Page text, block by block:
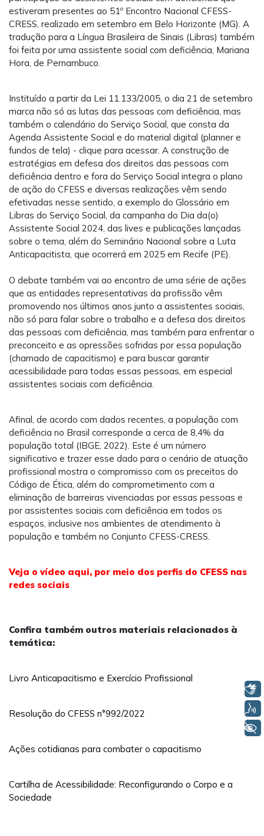
estiveram presentes ao 51º Encontro Nacional CFESS-
CRESS, realizado em setembro em Belo Horizonte (MG). A
tradução para a Língua Brasileira de Sinais (Libras) também
foi feita por uma assistente social com deficiência, Mariana
Hora, de Pernambuco.
Instituído a partir da Lei 11.133/2005, o dia 21 de setembro
marca não só as lutas das pessoas com deficiência, mas
também o calendário do Serviço Social, que consta da
Agenda Assistente Social e do material digital (planner e
fundos de tela) - clique para acessar. A construção de
estratégias em defesa dos direitos das pessoas com
deficiência dentro e fora do Serviço Social integra o plano
de ação do CFESS e diversas realizações vêm sendo
efetivadas nesse sentido, a exemplo do Glossário em
Libras do Serviço Social, da campanha do Dia da(o)
Assistente Social 2024, das lives e publicações lançadas
sobre o tema, além do Seminário Nacional sobre a Luta
Anticapacitista, que ocorrerá em 2025 em Recife (PE).
O debate também vai ao encontro de uma série de ações
que as entidades representativas da profissão vêm
promovendo nos últimos anos junto a assistentes sociais,
não só para falar sobre o trabalho e a defesa dos direitos
das pessoas com deficiência, mas também para enfrentar o
preconceito e as opressões sofridas por essa população
(chamado de capacitismo) e para buscar garantir
acessibilidade para todas essas pessoas, em especial
assistentes sociais com deficiência.
Afinal, de acordo com dados recentes, a população com
deficiência no Brasil corresponde a cerca de 8,4% da
população total (IBGE, 2022). Este é um número
significativo e trazer esse dado para o cenário de atuação
profissional mostra o compromisso com os preceitos do
Código de Ética, além do comprometimento com a
eliminação de barreiras vivenciadas por essas pessoas e
por assistentes sociais com deficiência em todos os
espaços, inclusive nos ambientes de atendimento à
população e também no Conjunto CFESS-CRESS.
Veja o vídeo aqui, por meio dos perfis do CFESS nas
redes sociais
Confira também outros materiais relacionados à
temática:
Livro Anticapacitismo e Exercício Profissional
Resolução do CFESS n°992/2022
Ações cotidianas para combater o capacitismo
Cartilha de Acessibilidade: Reconfigurando o Corpo e a
Sociedade